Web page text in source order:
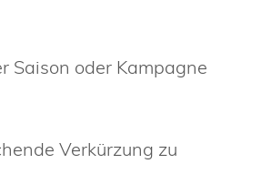
Saison oder Kampagne
Verkürzung zu